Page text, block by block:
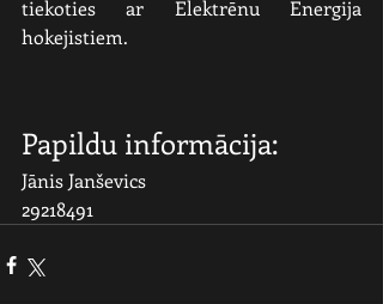
tiekoties ar Elektrēnu Energija
hokejistiem.
Papildu informācija:
Jānis Janševics
29218491